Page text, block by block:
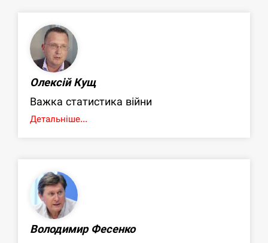
Олексій Кущ
Важка статистика війни
Детальніше...
Володимир Фесенко